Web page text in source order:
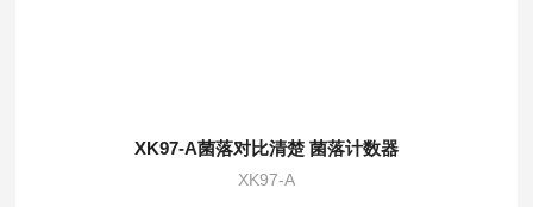
XK97-A菌落对比清楚 菌落计数器
XK97-A